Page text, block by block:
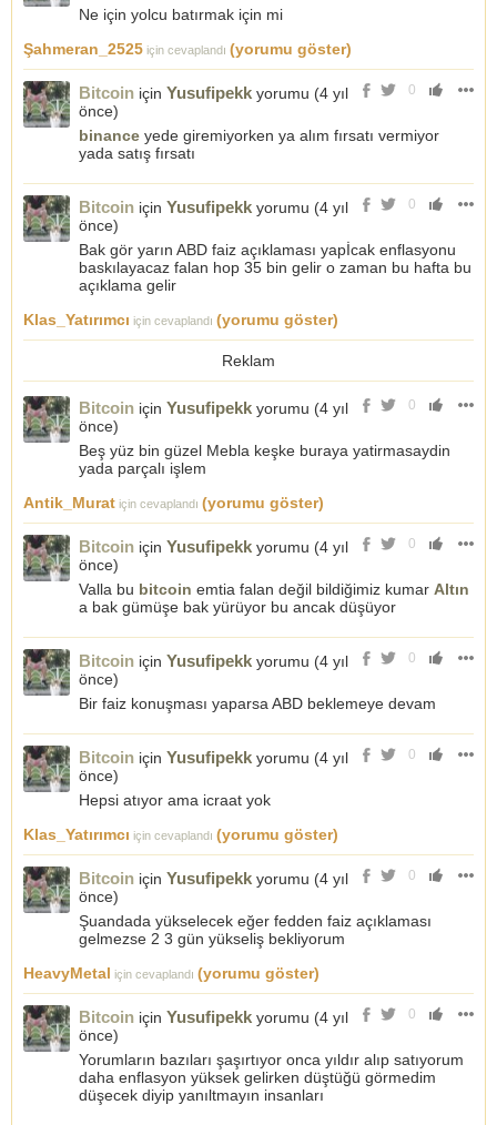
Ne için yolcu batırmak için mi
Şahmeran_2525 için cevaplandı (yorumu göster)
0
Bitcoin için Yusufipekk yorumu (4 yıl
önce)
binance yede giremiyorken ya alım fırsatı vermiyor
yada satış fırsatı
0
Bitcoin için Yusufipekk yorumu (4 yıl
önce)
Bak gör yarın ABD faiz açıklaması yapİcak enflasyonu
baskılayacaz falan hop 35 bin gelir o zaman bu hafta bu
açıklama gelir
Klas_Yatırımcı için cevaplandı (yorumu göster)
Reklam
0
Bitcoin için Yusufipekk yorumu (4 yıl
önce)
Beş yüz bin güzel Mebla keşke buraya yatirmasaydin
yada parçalı işlem
Antik_Murat için cevaplandı (yorumu göster)
0
Bitcoin için Yusufipekk yorumu (4 yıl
önce)
Valla bu bitcoin emtia falan değil bildiğimiz kumar Altın
a bak gümüşe bak yürüyor bu ancak düşüyor
0
Bitcoin için Yusufipekk yorumu (4 yıl
önce)
Bir faiz konuşması yaparsa ABD beklemeye devam
0
Bitcoin için Yusufipekk yorumu (4 yıl
önce)
Hepsi atıyor ama icraat yok
Klas_Yatırımcı için cevaplandı (yorumu göster)
0
Bitcoin için Yusufipekk yorumu (4 yıl
önce)
Şuandada yükselecek eğer fedden faiz açıklaması
gelmezse 2 3 gün yükseliş bekliyorum
HeavyMetal için cevaplandı (yorumu göster)
0
Bitcoin için Yusufipekk yorumu (4 yıl
önce)
Yorumların bazıları şaşırtıyor onca yıldır alıp satıyorum
daha enflasyon yüksek gelirken düştüğü görmedim
düşecek diyip yanıltmayın insanları